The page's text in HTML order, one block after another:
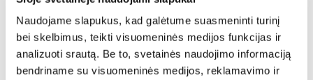
Naudojame slapukus, kad galėtume suasmeninti turinį
bei skelbimus, teikti visuomeninės medijos funkcijas ir
analizuoti srautą. Be to, svetainės naudojimo informaciją
bendriname su visuomeninės medijos, reklamavimo ir